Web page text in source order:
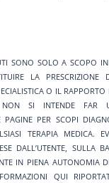
SONO SOLO A SCOPO
LA
O IL
NON SI INTENDE FAR
PAGINE PER SCOPI
TERAPIA MEDICA.
DALL’UTENTE, SULLA
IN PIENA AUTONOMIA
QUI